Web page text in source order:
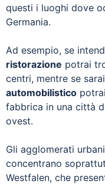
questi i luoghi dove
Germania.
Ad esempio, se
ristorazione potrai
centri, mentre se
automobilistico
fabbrica in una città
ovest.
Gli agglomerati
concentrano
Westfalen, che